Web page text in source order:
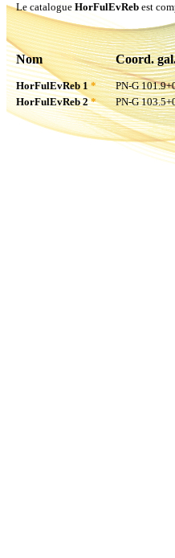
Le catalogue HorFulEvReb est
Nom Coord.
HorFulEvReb 1* PN-G
HorFulEvReb 2* PN-G